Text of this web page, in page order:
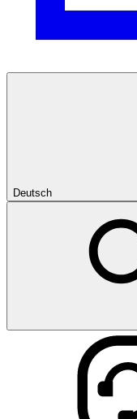
Deutsch